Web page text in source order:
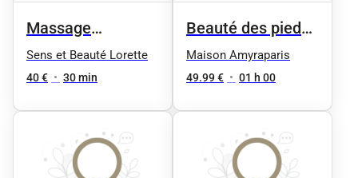
Massage
californien 30min
Sens et Beauté Lorette
40 € • 30 min
Beauté des pieds
homme
Maison Amyraparis
49.99 € • 01 h 00